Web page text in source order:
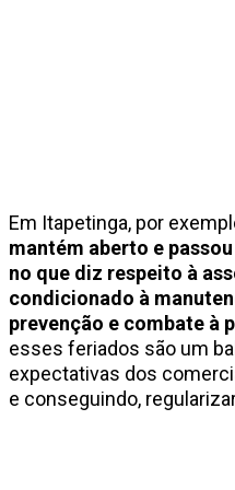
Em Itapetinga, por
mantém aberto e
no que diz respeito à
condicionado à
prevenção e combate à
esses feriados são um
expectativas dos
e conseguindo,